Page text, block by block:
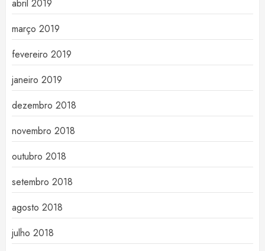
abril 2019
março 2019
fevereiro 2019
janeiro 2019
dezembro 2018
novembro 2018
outubro 2018
setembro 2018
agosto 2018
julho 2018